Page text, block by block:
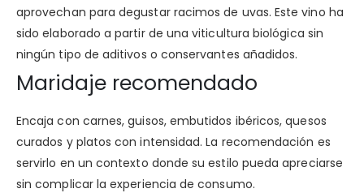
aprovechan para degustar racimos de uvas. Este vino ha
sido elaborado a partir de una viticultura biológica sin
ningún tipo de aditivos o conservantes añadidos.
Maridaje recomendado
Encaja con carnes, guisos, embutidos ibéricos, quesos
curados y platos con intensidad. La recomendación es
servirlo en un contexto donde su estilo pueda apreciarse
sin complicar la experiencia de consumo.